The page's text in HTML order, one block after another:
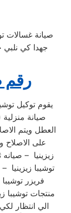
صيانة غسالات
جهدا كي نلبي
رقم
يقوم توكيل
صيانة
العطل ويتم
على الاصلاح
زيزينيا –
توشيبا زيزينيا
فريزر توشيبا
منتجات توشيبا
الي انتظار